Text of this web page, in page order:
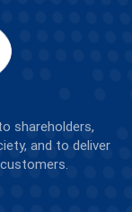
shareholders,
and to deliver